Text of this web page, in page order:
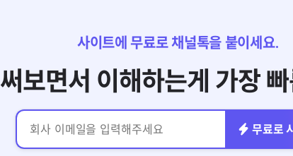
사이트에 무료로 채널톡을 붙이세요.
써보면서 이해하는게 가장
무료로